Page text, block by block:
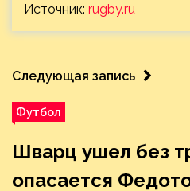
Источник: rugby.ru
Следующая запись
Футбол
Шварц ушел без
опасается